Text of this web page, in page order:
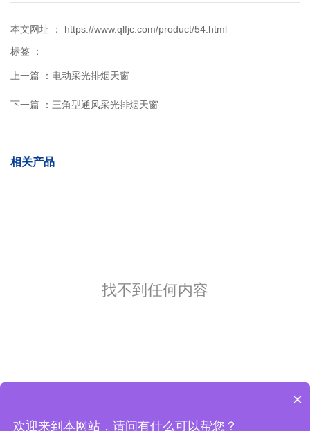
本文网址 ： https://www.qlfjc.com/product/54.html
标签 ：
上一篇 ： 电动采光排烟天窗
下一篇 ： 三角型通风采光排烟天窗
相关产品
找不到任何内容
×
欢迎来到本网站，请问有什么可以帮您？